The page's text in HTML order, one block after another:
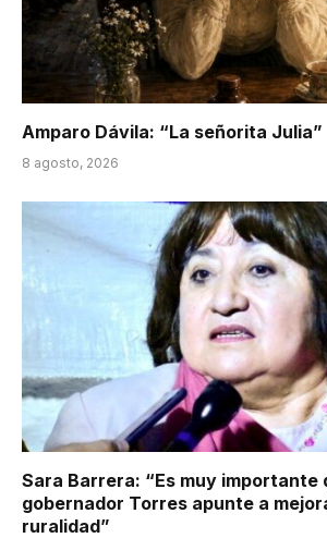
Amparo Dávila: “La señorita Julia”
8 agosto, 2026
Sara Barrera: “Es muy importante
gobernador Torres apunte a
ruralidad”